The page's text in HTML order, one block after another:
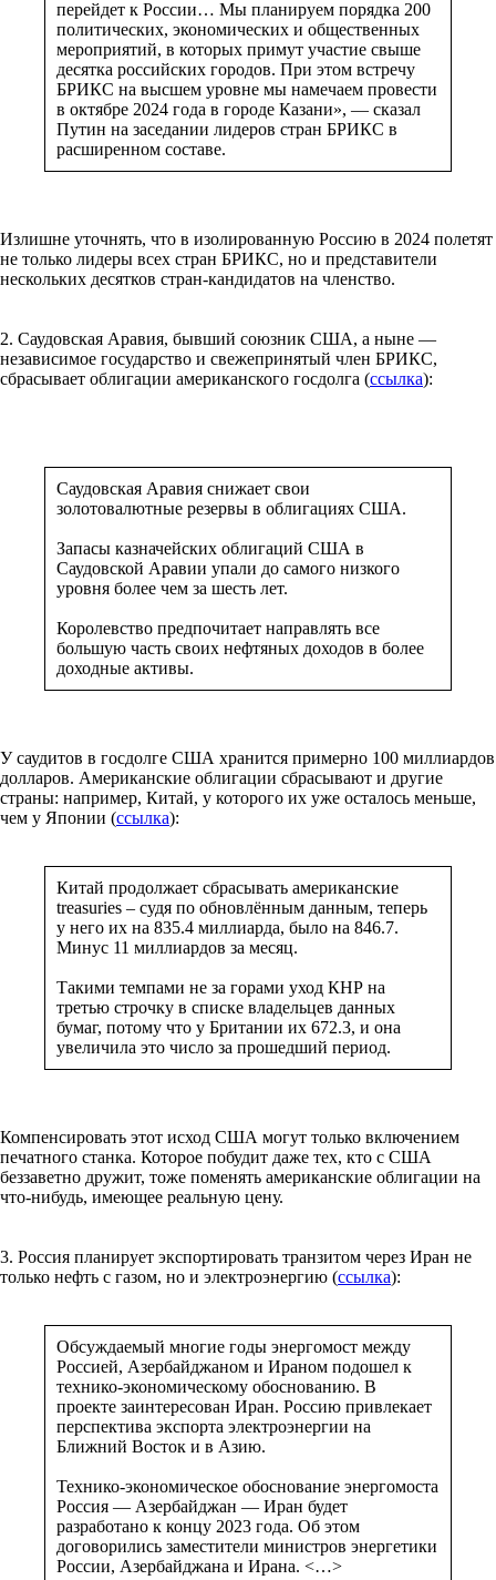
перейдет к России… Мы планируем порядка 200
политических, экономических и общественных
мероприятий, в которых примут участие свыше
десятка российских городов. При этом встречу
БРИКС на высшем уровне мы намечаем провести
в октябре 2024 года в городе Казани», — сказал
Путин на заседании лидеров стран БРИКС в
расширенном составе.
Излишне уточнять, что в изолированную Россию в 2024 полетят
не только лидеры всех стран БРИКС, но и представители
нескольких десятков стран-кандидатов на членство.
2. Саудовская Аравия, бывший союзник США, а ныне —
независимое государство и свежепринятый член БРИКС,
сбрасывает облигации американского госдолга (ссылка):
Саудовская Аравия снижает свои
золотовалютные резервы в облигациях США.
Запасы казначейских облигаций США в
Саудовской Аравии упали до самого низкого
уровня более чем за шесть лет.
Королевство предпочитает направлять все
большую часть своих нефтяных доходов в более
доходные активы.
У саудитов в госдолге США хранится примерно 100 миллиардов
долларов. Американские облигации сбрасывают и другие
страны: например, Китай, у которого их уже осталось меньше,
чем у Японии (ссылка):
Китай продолжает сбрасывать американские
treasuries – судя по обновлённым данным, теперь
у него их на 835.4 миллиарда, было на 846.7.
Минус 11 миллиардов за месяц.
Такими темпами не за горами уход КНР на
третью строчку в списке владельцев данных
бумаг, потому что у Британии их 672.3, и она
увеличила это число за прошедший период.
Компенсировать этот исход США могут только включением
печатного станка. Которое побудит даже тех, кто с США
беззаветно дружит, тоже поменять американские облигации на
что-нибудь, имеющее реальную цену.
3. Россия планирует экспортировать транзитом через Иран не
только нефть с газом, но и электроэнергию (ссылка):
Обсуждаемый многие годы энергомост между
Россией, Азербайджаном и Ираном подошел к
технико-экономическому обоснованию. В
проекте заинтересован Иран. Россию привлекает
перспектива экспорта электроэнергии на
Ближний Восток и в Азию.
Технико-экономическое обоснование энергомоста
Россия — Азербайджан — Иран будет
разработано к концу 2023 года. Об этом
договорились заместители министров энергетики
России, Азербайджана и Ирана. <…>